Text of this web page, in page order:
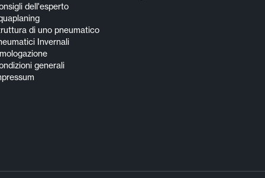
dell'esperto
di uno pneumatico
Invernali
generali